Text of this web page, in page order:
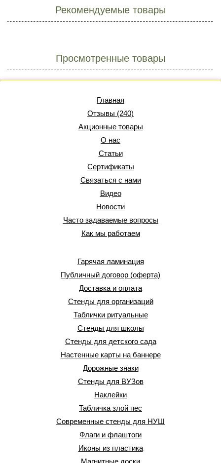
Рекомендуемые товары
Просмотренные товары
Главная
Отзывы (240)
Акционные товары
О нас
Статьи
Сертификаты
Связаться с нами
Видео
Новости
Часто задаваемые вопросы
Как мы работаем
Гарячая ламинация
Публичный договор (оферта)
Доставка и оплата
Стенды для организаций
Таблички ритуальные
Стенды для школы
Стенды для детского сада
Настенные карты на баннере
Дорожные знаки
Стенды для ВУЗов
Наклейки
Табличка злой пес
Современные стенды для НУШ
Флаги и флаштоги
Иконы из пластика
Магнитные доски